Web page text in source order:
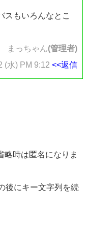
もいろんなとこ
まっちゃん(管理者)
(水) PM 9:12 <<返信
略時は匿名になりま
後にキー文字列を続